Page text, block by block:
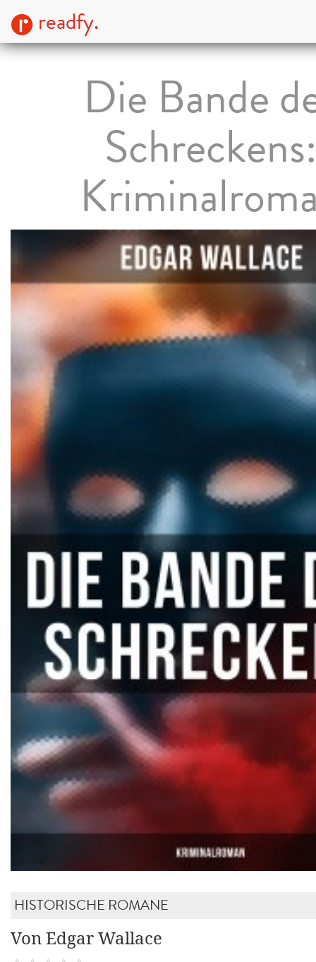
readfy.
Die Bande
Schreckens:
HISTORISCHE ROMANE
Von Edgar Wallace